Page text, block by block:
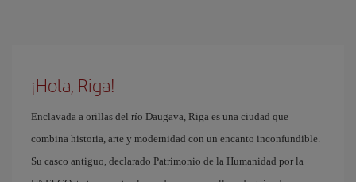
¡Hola, Riga!
Enclavada a orillas del río Daugava, Riga es una ciudad que
combina historia, arte y modernidad con un encanto inconfundible.
Su casco antiguo, declarado Patrimonio de la Humanidad por la